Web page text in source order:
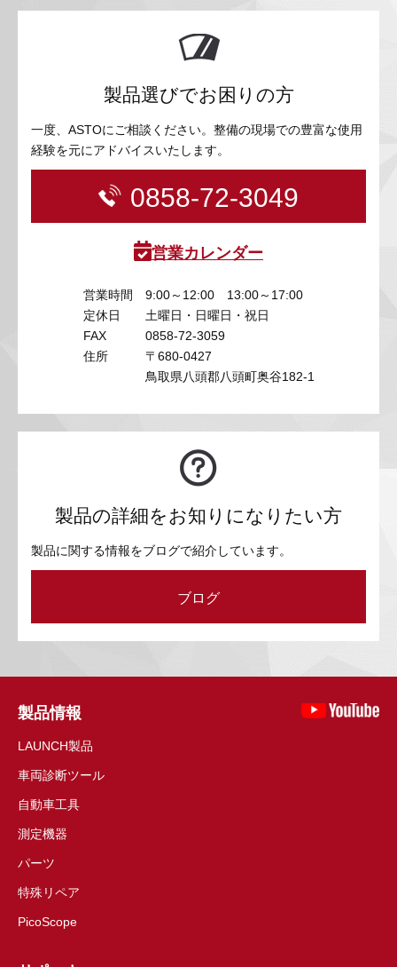
製品選びでお困りの方
一度、ASTOにご相談ください。整備の現場での豊富な使用
経験を元にアドバイスいたします。
0858-72-3049
営業カレンダー
営業時間
9:00～12:00 13:00～17:00
定休日
土曜日・日曜日・祝日
FAX
0858-72-3059
住所
〒680-0427
鳥取県八頭郡八頭町奥谷182-1
製品の詳細をお知りになりたい方
製品に関する情報をブログで紹介しています。
ブログ
製品情報
LAUNCH製品
車両診断ツール
自動車工具
測定機器
パーツ
特殊リペア
PicoScope